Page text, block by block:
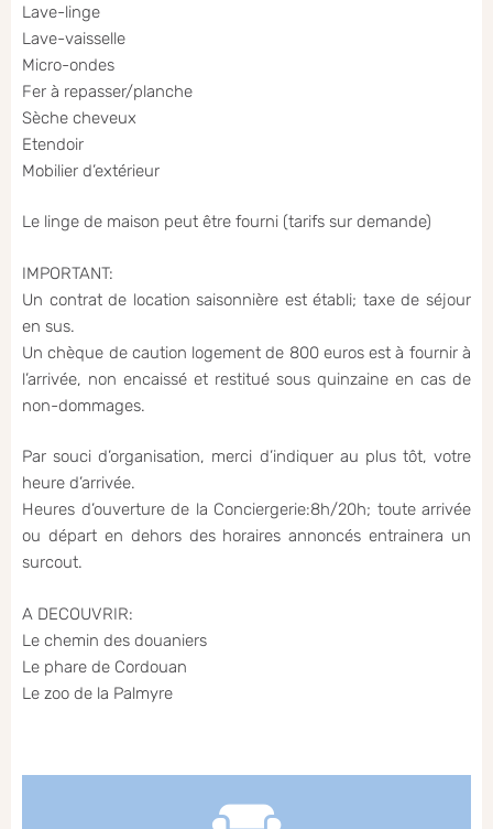
Lave-linge
Lave-vaisselle
Micro-ondes
Fer à repasser/planche
Sèche cheveux
Etendoir
Mobilier d’extérieur
Le linge de maison peut être fourni (tarifs sur demande)
IMPORTANT:
Un contrat de location saisonnière est établi; taxe de séjour
en sus.
Un chèque de caution logement de 800 euros est à fournir à
l’arrivée, non encaissé et restitué sous quinzaine en cas de
non-dommages.
Par souci d’organisation, merci d’indiquer au plus tôt, votre
heure d’arrivée.
Heures d’ouverture de la Conciergerie:8h/20h; toute arrivée
ou départ en dehors des horaires annoncés entrainera un
surcout.
A DECOUVRIR:
Le chemin des douaniers
Le phare de Cordouan
Le zoo de la Palmyre